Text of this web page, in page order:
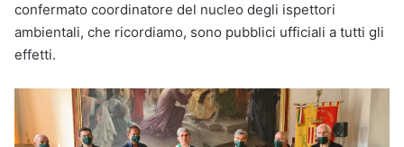
confermato coordinatore del nucleo degli ispettori
ambientali, che ricordiamo, sono pubblici ufficiali a tutti gli
effetti.